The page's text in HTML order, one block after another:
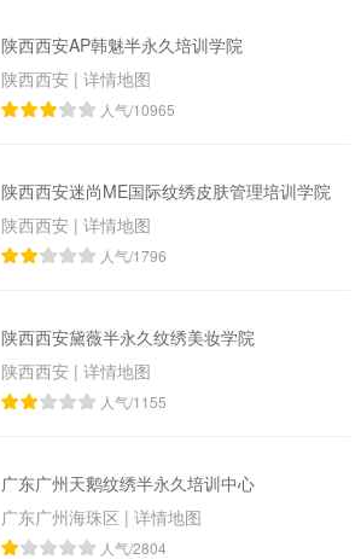
陕西西安AP韩魅半永久培训学院
陕西西安 | 详情地图
人气/10965
陕西西安迷尚ME国际纹绣皮肤管理培训学院
陕西西安 | 详情地图
人气/1796
陕西西安黛薇半永久纹绣美妆学院
陕西西安 | 详情地图
人气/1155
广东​广州天鹅纹绣半永久培训中心
广东广州海珠区 | 详情地图
人气/2804